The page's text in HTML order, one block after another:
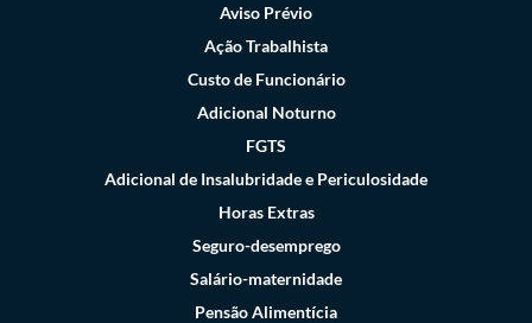
Aviso Prévio
Ação Trabalhista
Custo de Funcionário
Adicional Noturno
FGTS
Adicional de Insalubridade e Periculosidade
Horas Extras
Seguro-desemprego
Salário-maternidade
Pensão Alimentícia